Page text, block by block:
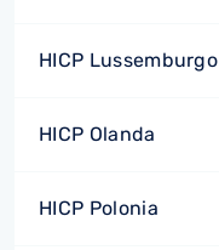
HICP Lussemburgo
HICP Olanda
HICP Polonia